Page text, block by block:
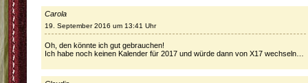
Carola
19. September 2016 um 13:41 Uhr
Oh, den könnte ich gut gebrauchen!
Ich habe noch keinen Kalender für 2017 und würde dann von X17 wechseln…